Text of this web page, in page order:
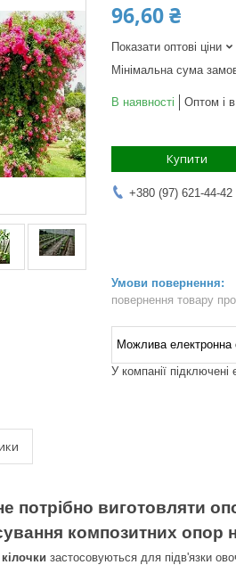
96,60 ₴
Показати оптові ціни
Мінімальна сума
В наявності Оптом і в
Купити
+380 (97) 621-44-42
повернення товару
У компанії
потрібно виготовляти
композитних опор
застосовуються для підв'язки